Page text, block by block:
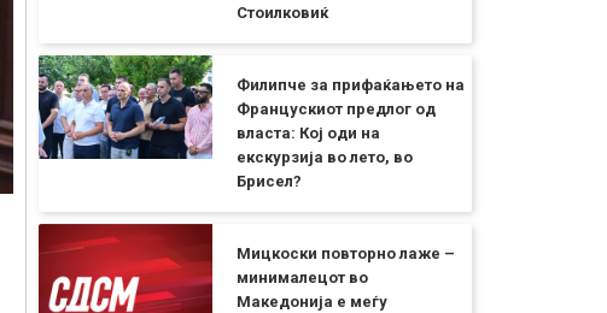
Стоилковиќ
Филипче за прифаќањето на
Францускиот предлог од
власта: Кој оди на
екскурзија во лето, во
Брисел?
Мицкоски повторно лаже –
минималецот во
Македонија е меѓу